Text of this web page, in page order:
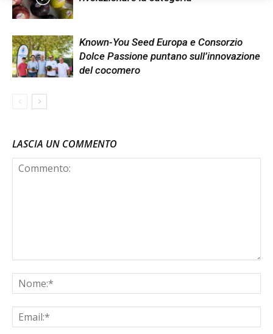
Known-You Seed Europa e Consorzio
Dolce Passione puntano sull’innovazione
del cocomero
LASCIA UN COMMENTO